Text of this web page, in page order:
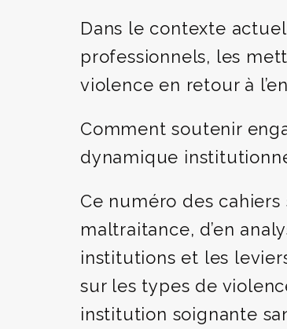
Dans le contexte
professionnels, les
violence en retour à
Comment soutenir
dynamique
Ce numéro des
maltraitance, d’en
institutions et les
sur les types de
institution soignante